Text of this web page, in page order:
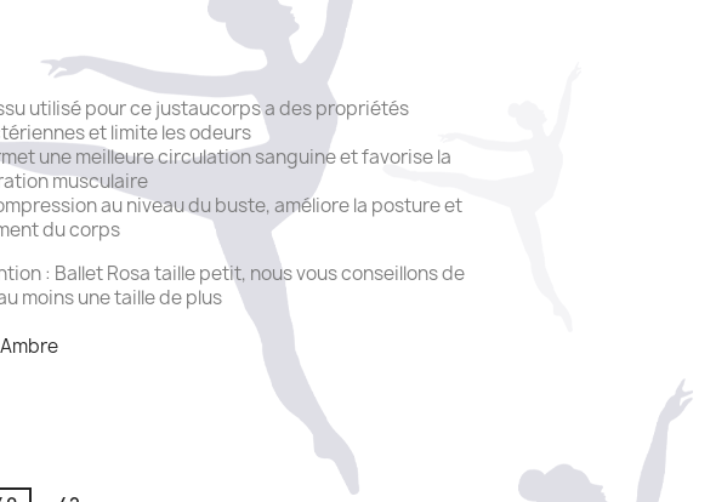
utilisé pour ce justaucorps a des propriétés
et limite les odeurs
une meilleure circulation sanguine et favorise la
musculaire
au niveau du buste, améliore la posture et
du corps
: Ballet Rosa taille petit, nous vous conseillons de
moins une taille de plus